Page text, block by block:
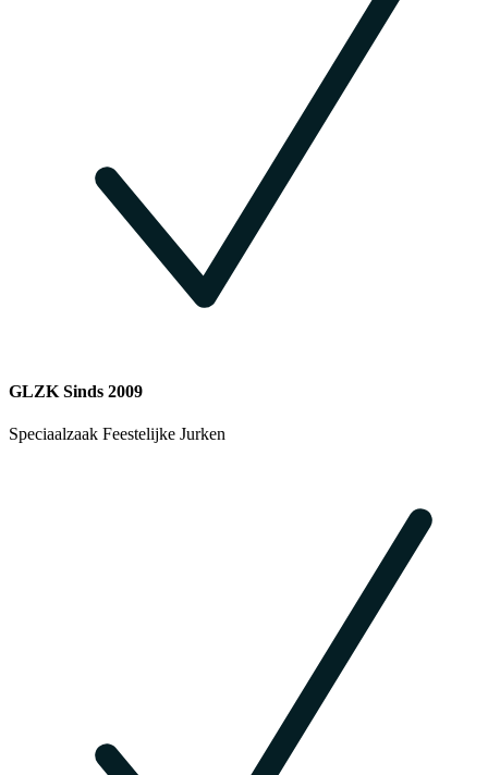
GLZK Sinds 2009
Speciaalzaak Feestelijke Jurken